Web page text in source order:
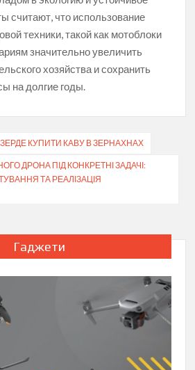
считают, что использование
техники, такой как мотоблоки
значительно увеличить
хозяйства и сохранить
на долгие годы.
КУПИТИ КАВУ В ЗЕРНАХНАХ
ДРОНА ПІД КОНКРЕТНІ ЗАДАЧІ:
ТА РЕАЛІЗАЦІЯ
Гаджети